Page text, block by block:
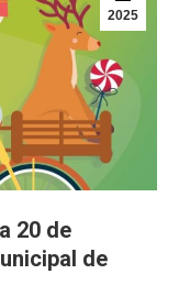
2025
20 de
de